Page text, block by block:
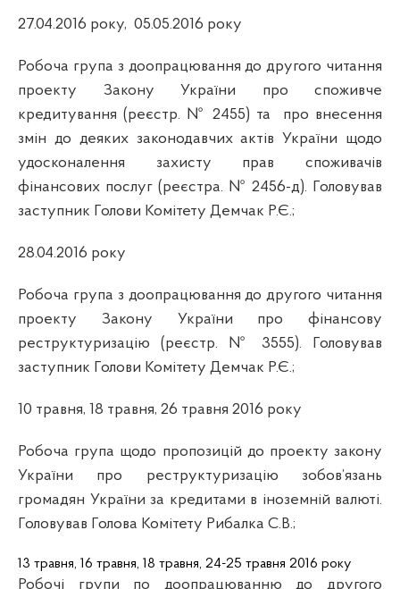
27.04.2016 року, 05.05.2016 року
Робоча група з доопрацювання до другого читання
проекту Закону України про споживче
кредитування (реєстр. № 2455) та
про внесення
змін до деяких законодавчих актів України щодо
удосконалення захисту прав споживачів
фінансових послуг (реєстра. № 2456-д). Головував
заступник Голови Комітету Демчак Р.Є.;
28.04.2016 року
Робоча група з доопрацювання до другого читання
проекту Закону України про фінансову
реструктуризацію (реєстр. № 3555). Головував
заступник Голови Комітету Демчак Р.Є.;
10 травня, 18 травня, 26 травня 2016 року
Робоча група щодо пропозицій до проекту закону
України про реструктуризацію зобов’язань
громадян України за кредитами в іноземній валюті.
Головував Голова Комітету Рибалка С.В.;
13 травня, 16 травня, 18 травня, 24-25 травня 2016 року
Робочі групи по доопрацюванню до другого